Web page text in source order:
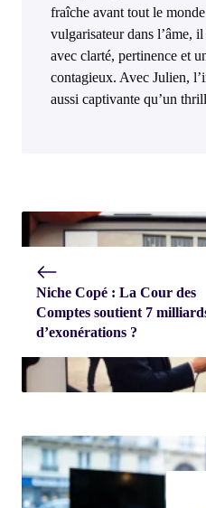
fraîche avant tout le
vulgarisateur dans l’âme,
avec clarté, pertinence et
contagieux. Avec Julien,
aussi captivante qu’un
Niche Copé : La Cour des
Comptes soutient 7
d’exonérations ?